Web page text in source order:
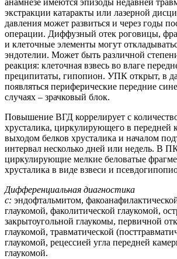
анамнезе имеются эпизоды недавней
экстракции катаракты или лазерной
давления может развиться и через годы
операции. Диффузный отек роговицы,
и клеточные элементы могут
эндотелии. Может быть различной
реакция: клеточная взвесь во влаге
преципитаты, гипопион. УПК открыт, в
появляться периферические передние
случаях – зрачковый блок.
Повышение ВГД коррелирует с
хрусталика, циркулирующего в передней
выходом белков хрусталика и началом
интервал несколько дней или недель. В
циркулирующие мелкие беловатые
хрусталика в виде взвеси и
Дифференциальная диагностика
с: эндофтальмитом,
глаукомой, факолитической глаукомой,
закрытоугольной глаукомы, первичной
глаукомой, травматической
глаукомой, рецессией угла передней
глаукомой.